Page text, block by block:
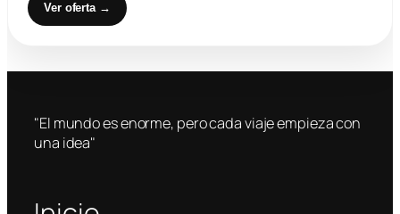
Ver oferta →
"El mundo es enorme, pero cada viaje empieza con
una idea"